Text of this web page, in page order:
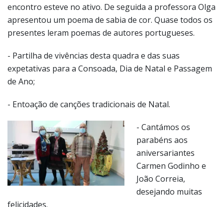
encontro esteve no ativo. De seguida a professora Olga
apresentou um poema de sabia de cor. Quase todos os
presentes leram poemas de autores portugueses.
- Partilha de vivências desta quadra e das suas
expetativas para a Consoada, Dia de Natal e Passagem
de Ano;
- Entoação de canções tradicionais de Natal.
- Cantámos os
parabéns aos
aniversariantes
Carmen Godinho e
João Correia,
desejando muitas
felicidades.